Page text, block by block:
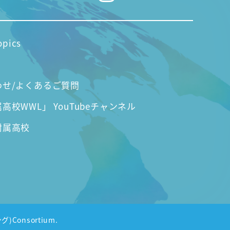
/よくあるご質問
校WWL」 YouTubeチャンネル
高校
グ)Consortium.